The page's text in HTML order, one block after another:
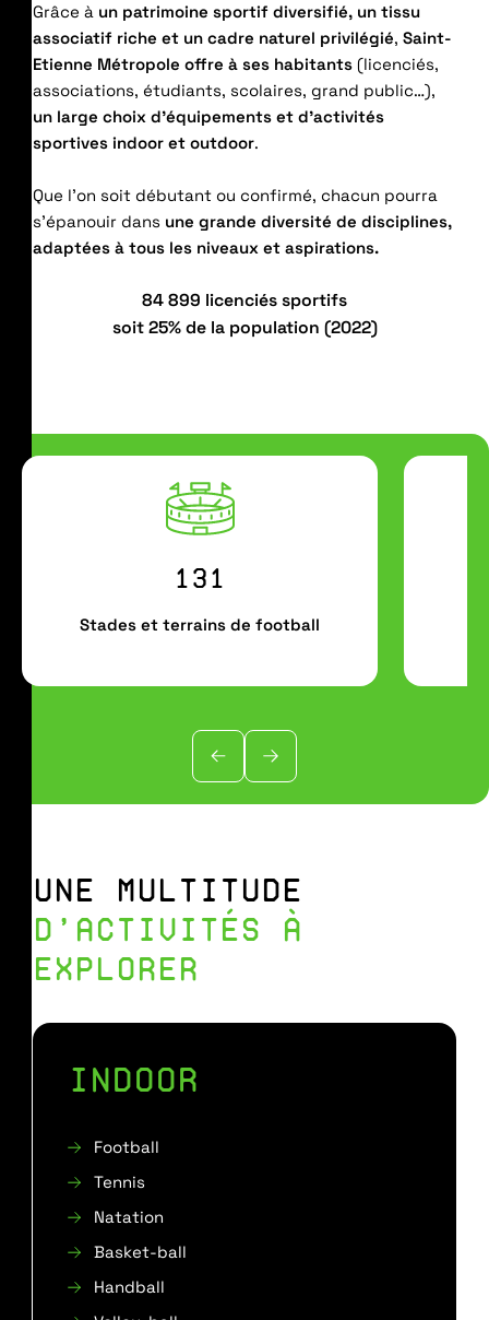
Grâce à un patrimoine sportif diversifié, un tissu
associatif riche et un cadre naturel privilégié, Saint-
Etienne Métropole offre à ses habitants (licenciés,
associations, étudiants, scolaires, grand public…),
un large choix d’équipements et d’activités
sportives indoor et outdoor.
Que l’on soit débutant ou confirmé, chacun pourra
s’épanouir dans une grande diversité de disciplines,
adaptées à tous les niveaux et aspirations.
84 899 licenciés sportifs
soit 25% de la population (2022)
131
Stades et terrains de football
UNE MULTITUDE
D’ACTIVITÉS À
EXPLORER
INDOOR
Football
Tennis
Natation
Basket-ball
Handball